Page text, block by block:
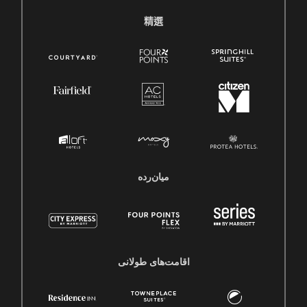
精選
میان‌رده
اقامت‌های طولانی